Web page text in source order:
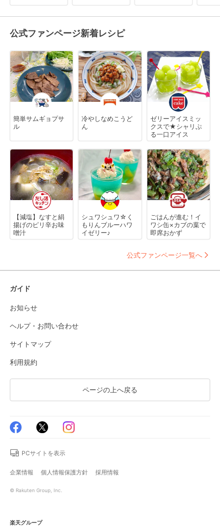
公式ファンページ新着レシピ
簡単サムギョプサ
ル
冷やしなめこうど
ん
ゼリーアイスミッ
クスで★シャリぷ
る一口アイス
【減塩】なすと絹
揚げのピリ辛お味
噌汁
シュワシュワ☆く
もりんブルーハワ
イゼリー♪
ごはんが進む！イ
ワシ缶×カブの葉で
即席おかず
公式ファンページ一覧へ
ガイド
お知らせ
ヘルプ・お問い合わせ
サイトマップ
利用規約
ページの上へ戻る
PCサイトを表示
企業情報 個人情報保護方針 採用情報
© Rakuten Group, Inc.
楽天グループ